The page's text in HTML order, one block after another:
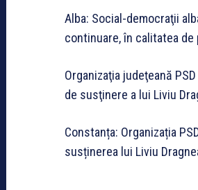
Alba: Social-democraţii
continuare, în calitatea de
Organizaţia judeţeană
de susţinere a lui Liviu
Constanța: Organizația
susținerea lui Liviu